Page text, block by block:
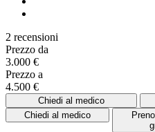
2 recensioni
Prezzo da
3.000 €
Prezzo a
4.500 €
Chiedi al medico
Chiedi al medico